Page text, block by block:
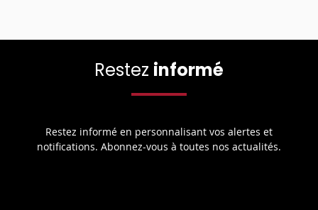
Restez informé
Restez informé en personnalisant vos alertes et
notifications. Abonnez-vous à toutes nos actualités.